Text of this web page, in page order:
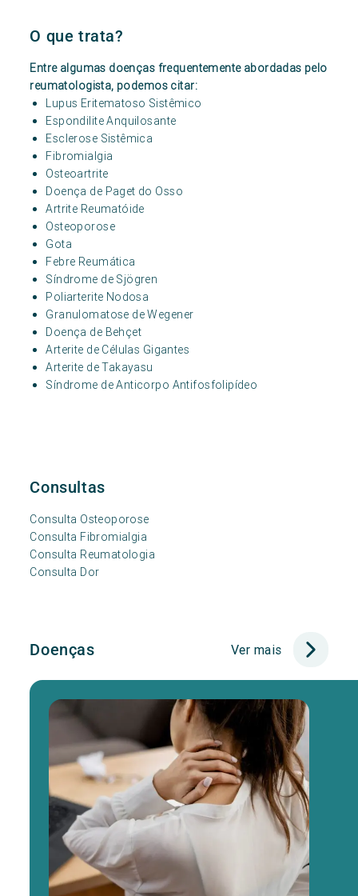
O que trata?
Entre algumas doenças frequentemente abordadas pelo
reumatologista, podemos citar:
Lupus Eritematoso Sistêmico
Espondilite Anquilosante
Esclerose Sistêmica
Fibromialgia
Osteoartrite
Doença de Paget do Osso
Artrite Reumatóide
Osteoporose
Gota
Febre Reumática
Síndrome de Sjögren
Poliarterite Nodosa
Granulomatose de Wegener
Doença de Behçet
Arterite de Células Gigantes
Arterite de Takayasu
Síndrome de Anticorpo Antifosfolipídeo
Consultas
Consulta Osteoporose
Consulta Fibromialgia
Consulta Reumatologia
Consulta Dor
Doenças Ver mais